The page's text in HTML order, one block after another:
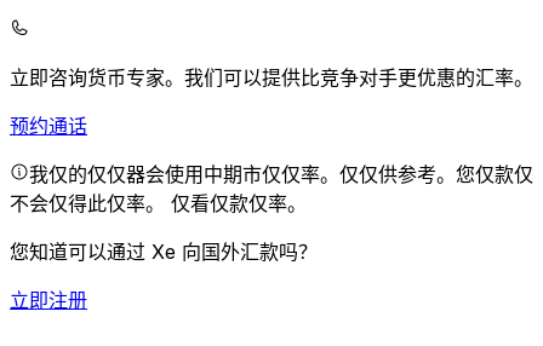
立即咨询货币专家。 我们可以提供比竞争对手更优惠的汇率。
预约通话
我仅的仅仅器会使用中期市仅仅率。仅仅供参考。您仅款仅
不会仅得此仅率。 仅看仅款仅率。
您知道可以通过 Xe 向国外汇款吗？
立即注册